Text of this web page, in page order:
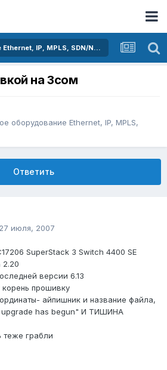
Активное оборудование Ethernet, IP, MPLS, SDN/NFV...
на 3сом
оборудование Ethernet, IP, MPLS,
Ответить
27 июля, 2007
SuperStack 3 Switch 4400 SE
2.20
версии 6.13
корень прошивку
айпишник и название файла,
has begun" И ТИШИНА
теже грабли